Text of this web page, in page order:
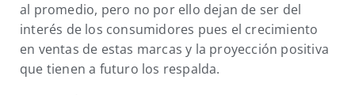
al promedio, pero no por ello dejan de ser del
interés de los consumidores pues el crecimiento
en ventas de estas marcas y la proyección positiva
que tienen a futuro los respalda.